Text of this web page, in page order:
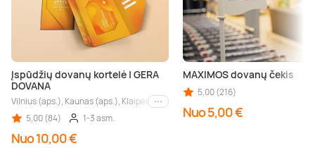
Įspūdžių dovanų kortelė | GERA
DOVANA
Vilnius (aps.), Kaunas (aps.), Klaipėda (aps.), Palanga (aps.), Nida (aps.),
Kiti miestai
5,00 (84)
1-3 asm.
Nuo 10,00 €
MAXIMOS dovanų čekis
5,00 (216)
Nuo 5,00 €